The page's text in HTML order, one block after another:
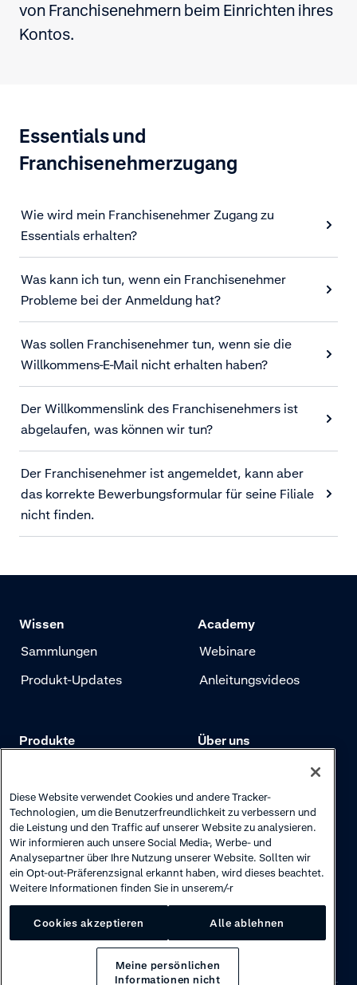
von Franchisenehmern beim Einrichten ihres
Kontos.
Essentials und
Franchisenehmerzugang
Wie wird mein Franchisenehmer Zugang zu
Essentials erhalten?
Was kann ich tun, wenn ein Franchisenehmer
Probleme bei der Anmeldung hat?
Was sollen Franchisenehmer tun, wenn sie die
Willkommens-E-Mail nicht erhalten haben?
Der Willkommenslink des Franchisenehmers ist
abgelaufen, was können wir tun?
Der Franchisenehmer ist angemeldet, kann aber
das korrekte Bewerbungsformular für seine Filiale
nicht finden.
Wissen
Sammlungen
Produkt-Updates
Academy
Webinare
Anleitungsvideos
Produkte
Zahlungen
Risikomanagement
Authentifizierung
Über uns
Unsere Geschichte
Newsletter
Karriere
Diese Website verwendet Cookies und andere Tracker-
Technologien, um die Benutzerfreundlichkeit zu verbessern und
die Leistung und den Traffic auf unserer Website zu analysieren.
Wir informieren auch unsere Social Media-, Werbe- und
Analysepartner über Ihre Nutzung unserer Website. Sollten wir
ein Opt-out-Präferenzsignal erkannt haben, wird dieses beachtet.
Weitere Informationen finden Sie in unserem/-r
Cookies akzeptieren Alle ablehnen
Meine persönlichen
Informationen nicht